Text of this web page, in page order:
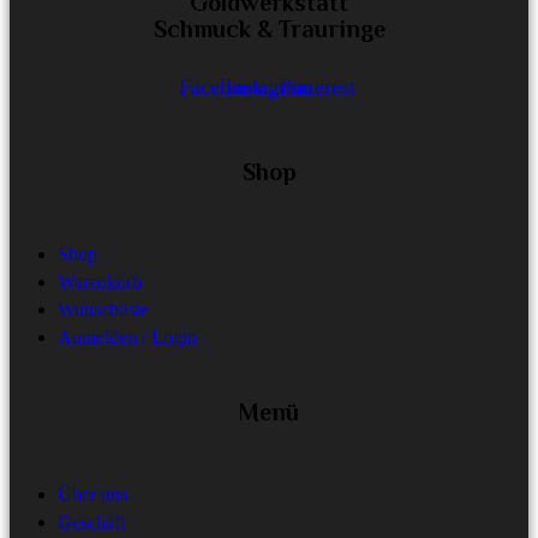
Schmuck & Trauringe
FacebookInstagramPinterest
Shop
Shop
Warenkorb
Wunschliste
Anmelden / Login
Menü
Über uns
Geschäft